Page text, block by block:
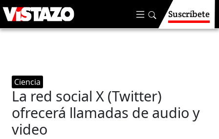
Suscríbete
Ciencia
La red social X (Twitter)
ofrecerá llamadas de audio y
video